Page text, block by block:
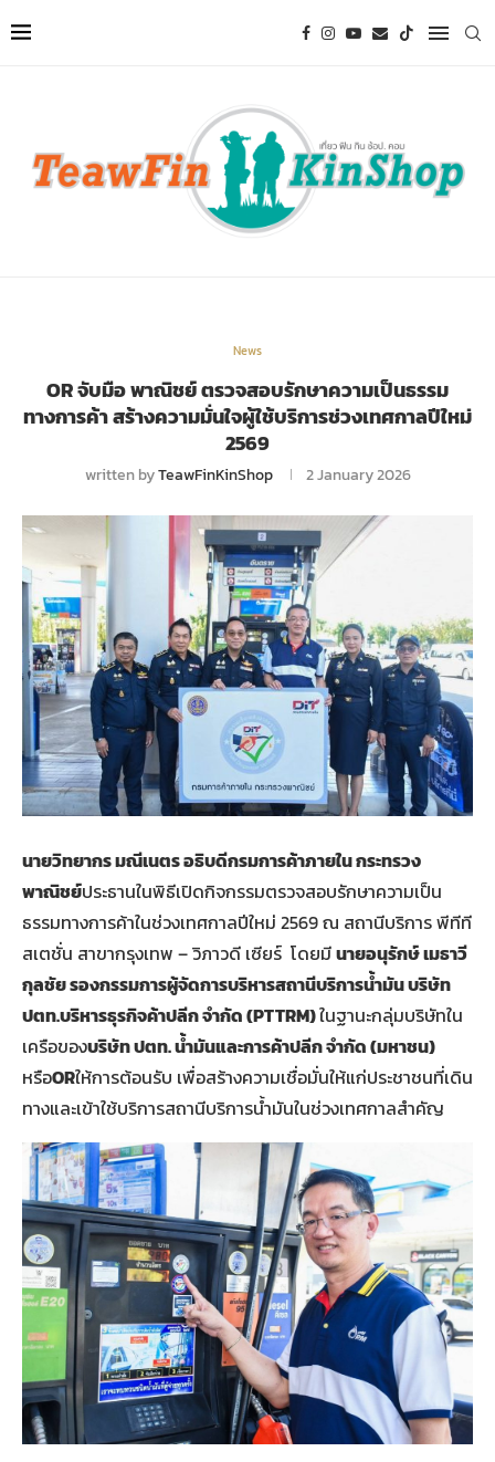
News
OR จับมือ พาณิชย์ ตรวจสอบรักษาความเป็นธรรม
ทางการค้า สร้างความมั่นใจผู้ใช้บริการช่วงเทศกาลปีใหม่
2569
written byTeawFinKinShop 2 January 2026
นายวิทยากร มณีเนตร อธิบดีกรมการค้าภายใน กระทรวง
พาณิชย์ประธานในพิธีเปิดกิจกรรมตรวจสอบรักษาความเป็น
ธรรมทางการค้าในช่วงเทศกาลปีใหม่ 2569 ณ สถานีบริการ พีทีที
สเตชั่น สาขากรุงเทพ – วิภาวดี เซียร์ โดยมีนายอนุรักษ์ เมธาวี
กุลชัย รองกรรมการผู้จัดการบริหารสถานีบริการน้ำมัน บริษัท
ปตท.บริหารธุรกิจค้าปลีก จำกัด (PTTRM)ในฐานะกลุ่มบริษัทใน
เครือของบริษัท ปตท. น้ำมันและการค้าปลีก จำกัด (มหาชน)
หรือORให้การต้อนรับ เพื่อสร้างความเชื่อมั่นให้แก่ประชาชนที่เดิน
ทางและเข้าใช้บริการสถานีบริการน้ำมันในช่วงเทศกาลสำคัญ